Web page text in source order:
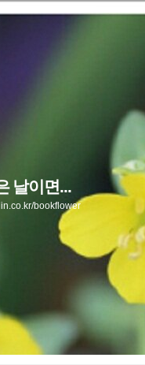
날이면...
bookflower